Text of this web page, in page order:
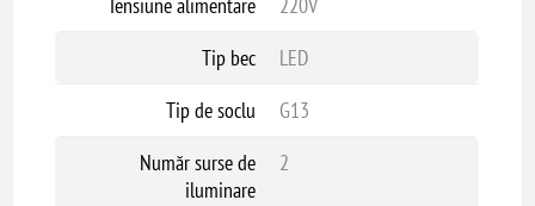
Tensiune alimentare
220V
Tip bec
LED
Tip de soclu
G13
Număr surse de
iluminare
2